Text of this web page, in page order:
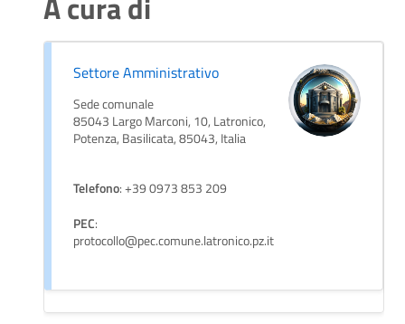
Settore Amministrativo
Sede comunale
85043 Largo Marconi, 10, Latronico,
Potenza, Basilicata, 85043, Italia
Telefono: +39 0973 853 209
PEC:
protocollo@pec.comune.latronico.pz.it